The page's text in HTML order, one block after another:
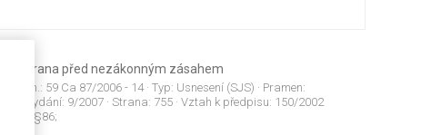
ochrana před nezákonným zásahem
· Sp. zn.: 59 Ca 87/2006 - 14· Typ: Usnesení (SJS) · Pramen:
· Vydání: 9/2007· Strana: 755· Vztah k předpisu: 150/2002
Sb.: §86;